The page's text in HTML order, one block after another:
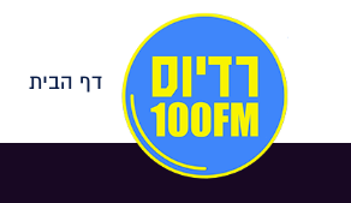
דף הבית